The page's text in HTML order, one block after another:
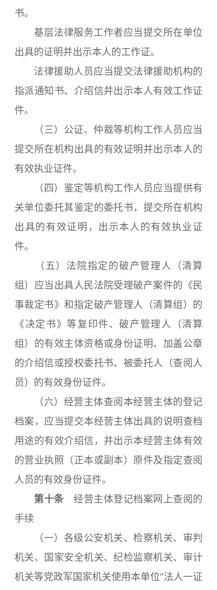
书。
基层法律服务工作者应当提交所在单位
出具的证明并出示本人的工作证。
法律援助人员应当提交法律援助机构的
指派通知书、介绍信并出示本人有效工作证
件。
（三）公证、仲裁等机构工作人员应当
提交所在机构出具的有效证明并出示本人的
有效执业证件。
（四）鉴定等机构工作人员应当提供有
关单位委托其鉴定的委托书，提交所在机构
出具的有效证明，出示本人的有效执业证
件。
（五）法院指定的破产管理人（清算
组）应当出具人民法院受理破产案件的《民
事裁定书》和指定破产管理人（清算组）的
《决定书》等复印件、破产管理人（清算
组）的有效主体资格或身份证明、加盖公章
的介绍信或授权委托书、被委托人（查阅人
员）的有效身份证件。
（六）经营主体查阅本经营主体的登记
档案，应当提交本经营主体出具的说明查档
用途的有效介绍信，并出示本经营主体有效
的营业执照（正本或副本）原件及指定查阅
人员的有效身份证件。
第十条 经营主体登记档案网上查阅的
手续
（一）各级公安机关、检察机关、审判
机关、国家安全机关、纪检监察机关、审计
机关等党政军国家机关使用本单位“法人一证